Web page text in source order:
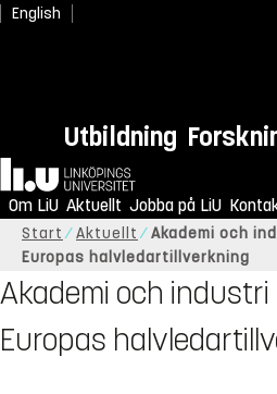
English
Utbildning
Hem
Om LiU Aktuellt Jobba på LiU
Start Aktuellt
Akademi och
Europas halvledartillverkning
Akademi och
Europas